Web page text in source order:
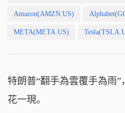
Amazon(AMZN.US)
META(META.US)
特朗普“翻手為雲覆手為雨”，
花一現。